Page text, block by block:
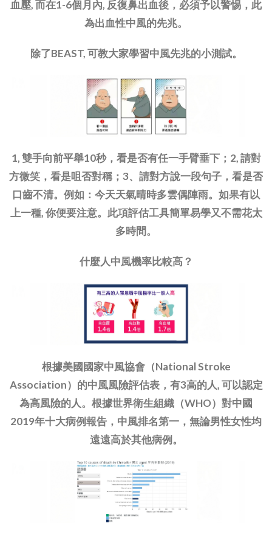
血壓, 而在1-6個月內, 反復鼻出血後，必須予以警惕，此
為出血性中風的先兆。
除了BEAST, 可教大家學習中風先兆的小測試。
1, 雙手向前平舉10秒，看是否有任一手臂垂下；2, 請對
方微笑，看是咀否對稱；3、請對方說一段句子，看是否
口齒不清。例如：今天天氣晴時多雲偶陣雨。如果有以
上一種, 你便要注意。此項評估工具簡單易學又不需花太
多時間。
什麼人中風機率比較高？
根據美國國家中風協會（National Stroke
Association）的中風風險評估表，有3高的人, 可以認定
為高風險的人。根據世界衛生組織（WHO）對中國
2019年十大病例報告，中風排名第一，無論男性女性均
遠遠高於其他病例。